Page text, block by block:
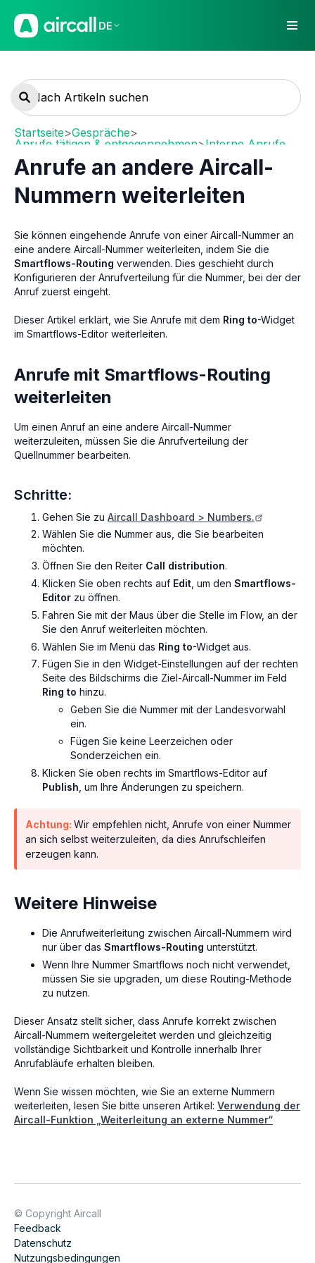
DE
Startseite>Gespräche>
Anrufe tätigen & entgegennehmen>Interne Anrufe
Anrufe an andere Aircall-
Nummern weiterleiten
Sie können eingehende Anrufe von einer Aircall-Nummer an
eine andere Aircall-Nummer weiterleiten, indem Sie die
Smartflows-Routing verwenden. Dies geschieht durch
Konfigurieren der Anrufverteilung für die Nummer, bei der der
Anruf zuerst eingeht.
Dieser Artikel erklärt, wie Sie Anrufe mit dem Ring to-Widget
im Smartflows-Editor weiterleiten.
Anrufe mit Smartflows-Routing
weiterleiten
Um einen Anruf an eine andere Aircall-Nummer
weiterzuleiten, müssen Sie die Anrufverteilung der
Quellnummer bearbeiten.
Schritte:
Gehen Sie zu Aircall Dashboard > Numbers.
Wählen Sie die Nummer aus, die Sie bearbeiten
möchten.
Öffnen Sie den Reiter Call distribution.
Klicken Sie oben rechts auf Edit , um den Smartflows-
Editor zu öffnen.
Fahren Sie mit der Maus über die Stelle im Flow, an der
Sie den Anruf weiterleiten möchten.
Wählen Sie im Menü das Ring to-Widget aus.
Fügen Sie in den Widget-Einstellungen auf der rechten
Seite des Bildschirms die Ziel-Aircall-Nummer im Feld
Ring to hinzu.
Geben Sie die Nummer mit der Landesvorwahl
ein.
Fügen Sie keine Leerzeichen oder
Sonderzeichen ein.
Klicken Sie oben rechts im Smartflows-Editor auf
Publish , um Ihre Änderungen zu speichern.
Achtung: Wir empfehlen nicht, Anrufe von einer Nummer
an sich selbst weiterzuleiten, da dies Anrufschleifen
erzeugen kann.
Weitere Hinweise
Die Anrufweiterleitung zwischen Aircall-Nummern wird
nur über das Smartflows-Routing unterstützt.
Wenn Ihre Nummer Smartflows noch nicht verwendet,
müssen Sie sie upgraden, um diese Routing-Methode
zu nutzen.
Dieser Ansatz stellt sicher, dass Anrufe korrekt zwischen
Aircall-Nummern weitergeleitet werden und gleichzeitig
vollständige Sichtbarkeit und Kontrolle innerhalb Ihrer
Anrufabläufe erhalten bleiben.
Wenn Sie wissen möchten, wie Sie an externe Nummern
weiterleiten, lesen Sie bitte unseren Artikel: Verwendung der
Aircall-Funktion „Weiterleitung an externe Nummer“
© Copyright Aircall
Feedback
Datenschutz
Nutzungsbedingungen